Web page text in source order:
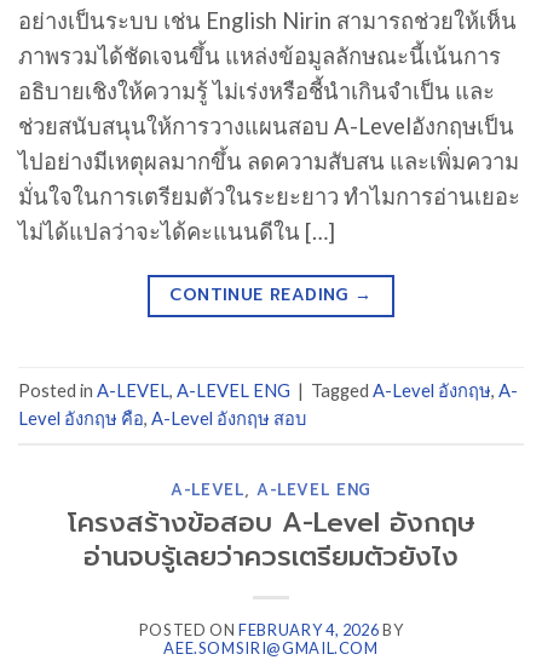
อย่างเป็นระบบ เช่น English Nirin สามารถช่วยให้เห็น
ภาพรวมได้ชัดเจนขึ้น แหล่งข้อมูลลักษณะนี้เน้นการ
อธิบายเชิงให้ความรู้ ไม่เร่งหรือชี้นำเกินจำเป็น และ
ช่วยสนับสนุนให้การวางแผนสอบ A-Levelอังกฤษเป็น
ไปอย่างมีเหตุผลมากขึ้น ลดความสับสน และเพิ่มความ
มั่นใจในการเตรียมตัวในระยะยาว ทำไมการอ่านเยอะ
ไม่ได้แปลว่าจะได้คะแนนดีใน […]
CONTINUE READING →
Posted in A-LEVEL, A-LEVEL ENG | Tagged A-Level อังกฤษ, A-
Level อังกฤษ คือ, A-Level อังกฤษ สอบ
A-LEVEL, A-LEVEL ENG
โครงสร้างข้อสอบ A-Level อังกฤษ
อ่านจบรู้เลยว่าควรเตรียมตัวยังไง
POSTED ONFEBRUARY 4, 2026BY
AEE.SOMSIRI@GMAIL.COM